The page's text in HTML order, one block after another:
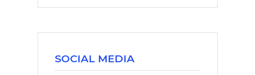
SOCIAL MEDIA